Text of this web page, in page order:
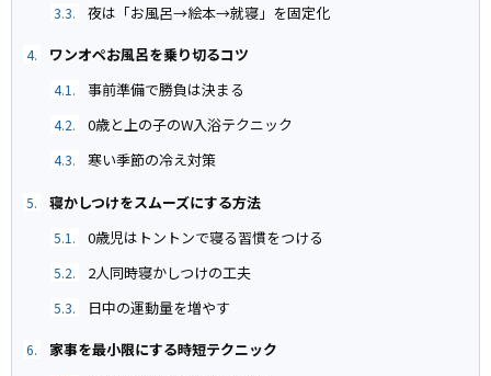
3.3. 夜は「お風呂→絵本→就寝」を固定化
4. ワンオペお風呂を乗り切るコツ
4.1. 事前準備で勝負は決まる
4.2. 0歳と上の子のW入浴テクニック
4.3. 寒い季節の冷え対策
5. 寝かしつけをスムーズにする方法
5.1. 0歳児はトントンで寝る習慣をつける
5.2. 2人同時寝かしつけの工夫
5.3. 日中の運動量を増やす
6. 家事を最小限にする時短テクニック